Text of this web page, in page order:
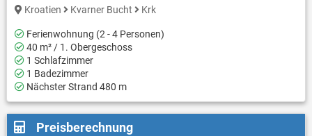
Kroatien Kvarner Bucht Krk
Ferienwohnung (2 - 4 Personen)
40 m² / 1. Obergeschoss
1 Schlafzimmer
1 Badezimmer
Nächster Strand 480 m
Preisberechnung